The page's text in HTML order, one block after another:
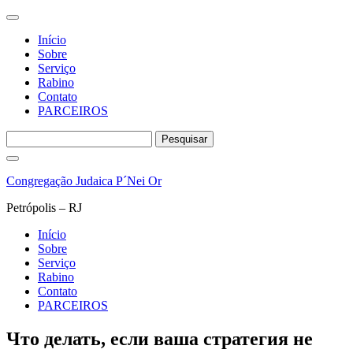
Início
Sobre
Serviço
Rabino
Contato
PARCEIROS
por:
Pular
o
Congregação Judaica P´Nei Or
Petrópolis – RJ
Início
Sobre
Serviço
Rabino
Contato
PARCEIROS
Что делать, если ваша стратегия не